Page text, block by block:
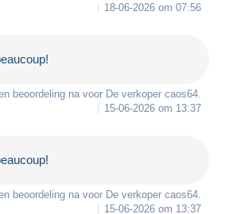
18-06-2026 om 07:56
beoordeling na voor De verkoper caos64
15-06-2026 om 13:37
beoordeling na voor De verkoper caos64
15-06-2026 om 13:37